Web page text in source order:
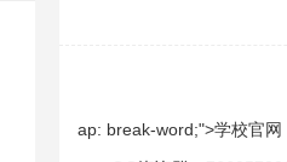
ap: break-word;">学校官